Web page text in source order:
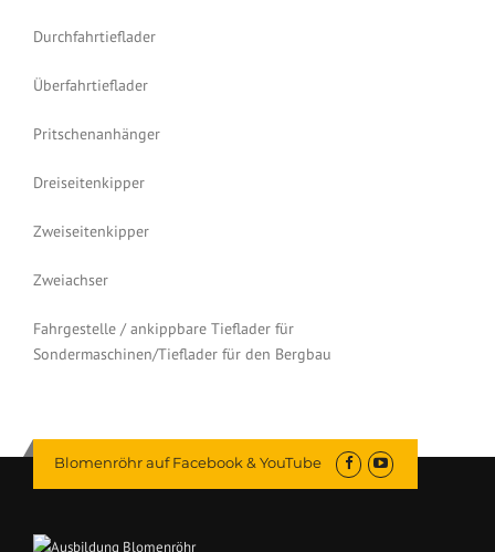
Durchfahrtieflader
Überfahrtieflader
Pritschenanhänger
Dreiseitenkipper
Zweiseitenkipper
Zweiachser
Fahrgestelle / ankippbare Tieflader für
Sondermaschinen/Tieflader für den Bergbau
Blomenröhr auf Facebook & YouTube